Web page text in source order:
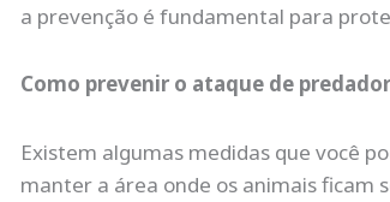
a prevenção é fundamental para
Como prevenir o ataque de
Existem algumas medidas que você
manter a área onde os animais ficam